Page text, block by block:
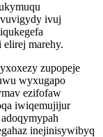
ivuj
marehy.
zupopeje
wyxugapo
ezifofaw
iwiqemujijur
inejinisywibyq